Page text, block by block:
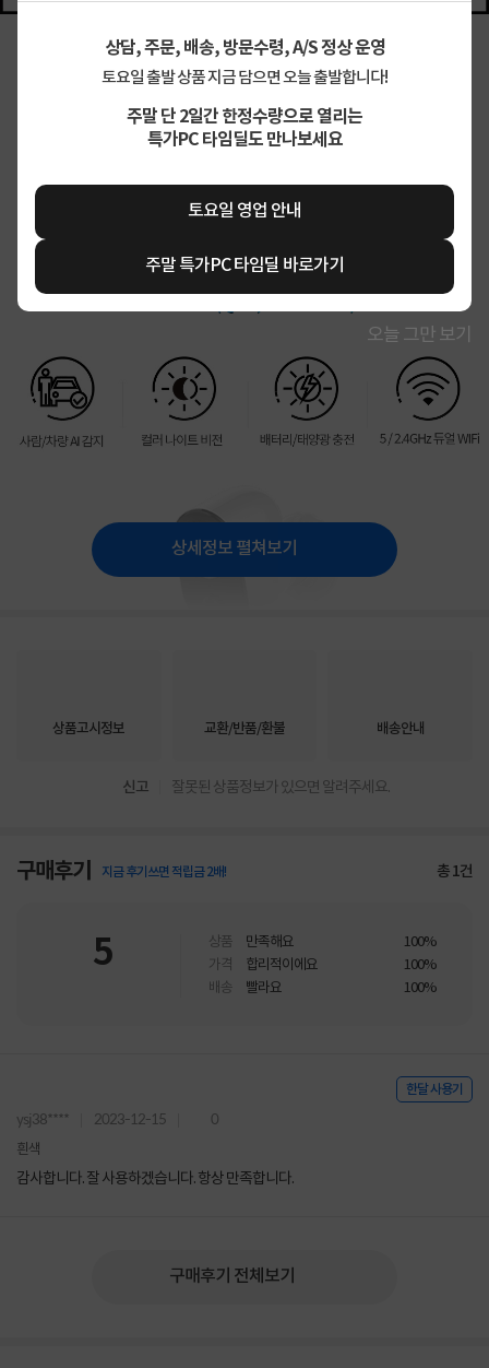
상담, 주문, 배송, 방문수령, A/S 정상 운영
토요일 출발 상품 지금 담으면 오늘 출발합니다!
주말 단 2일간 한정수량으로 열리는
특가PC 타임딜도 만나보세요
토요일 영업 안내
주말 특가PC 타임딜 바로가기
오늘 그만 보기
상세정보 펼쳐보기
상품고시정보 교환/반품/환불 배송안내
신고 잘못된 상품정보가 있으면 알려주세요.
구매후기 지금 후기쓰면 적립금 2배! 총1건
5 상품 만족해요
100%
가격
합리적이에요
100%
배송
빨라요 100%
한달 사용기
ysj38**** 2023-12-15 0
흰색
감사합니다. 잘 사용하겠습니다. 항상 만족합니다.
구매후기 전체보기